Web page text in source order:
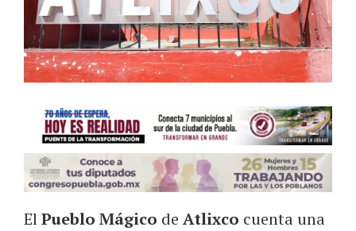
ElPueblo Mágico de Atlixco cuenta una